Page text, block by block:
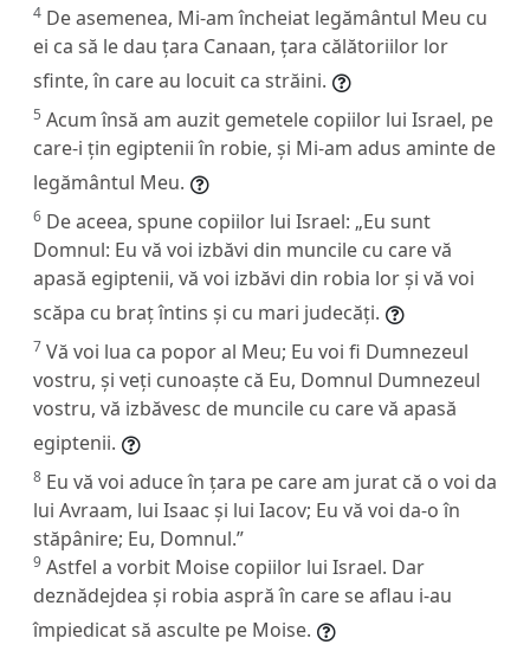
4 De asemenea, Mi-am încheiat legământul Meu cu
ei ca să le dau țara Canaan, țara călătoriilor lor
sfinte, în care au locuit ca străini.
5 Acum însă am auzit gemetele copiilor lui Israel, pe
care-i țin egiptenii în robie, și Mi-am adus aminte de
legământul Meu.
6 De aceea, spune copiilor lui Israel: „Eu sunt
Domnul: Eu vă voi izbăvi din muncile cu care vă
apasă egiptenii, vă voi izbăvi din robia lor și vă voi
scăpa cu braț întins și cu mari judecăți.
7 Vă voi lua ca popor al Meu; Eu voi fi Dumnezeul
vostru, și veți cunoaște că Eu, Domnul Dumnezeul
vostru, vă izbăvesc de muncile cu care vă apasă
egiptenii.
8 Eu vă voi aduce în țara pe care am jurat că o voi da
lui Avraam, lui Isaac și lui Iacov; Eu vă voi da-o în
stăpânire; Eu, Domnul.”
9 Astfel a vorbit Moise copiilor lui Israel. Dar
deznădejdea și robia aspră în care se aflau i-au
împiedicat să asculte pe Moise.